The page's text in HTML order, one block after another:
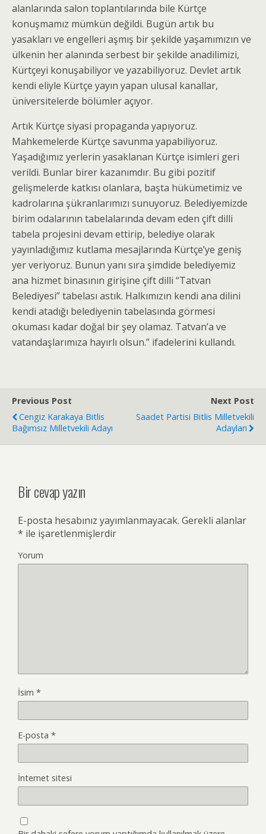
alanlarında salon toplantılarında bile Kürtçe
konuşmamız mümkün değildi. Bugün artık bu
yasakları ve engelleri aşmış bir şekilde yaşamımızın ve
ülkenin her alanında serbest bir şekilde anadilimizi,
Kürtçeyi konuşabiliyor ve yazabiliyoruz. Devlet artık
kendi eliyle Kürtçe yayın yapan ulusal kanallar,
üniversitelerde bölümler açıyor.
Artık Kürtçe siyasi propaganda yapıyoruz.
Mahkemelerde Kürtçe savunma yapabiliyoruz.
Yaşadığımız yerlerin yasaklanan Kürtçe isimleri geri
verildi. Bunlar birer kazanımdır. Bu gibi pozitif
gelişmelerde katkısı olanlara, başta hükümetimiz ve
kadrolarına şükranlarımızı sunuyoruz. Belediyemizde
birim odalarının tabelalarında devam eden çift dilli
tabela projesini devam ettirip, belediye olarak
yayınladığımız kutlama mesajlarında Kürtçe’ye geniş
yer veriyoruz. Bunun yanı sıra şimdide belediyemiz
ana hizmet binasının girişine çift dilli “Tatvan
Belediyesi” tabelası astık. Halkımızın kendi ana dilini
kendi atadığı belediyenin tabelasında görmesi
okuması kadar doğal bir şey olamaz. Tatvan’a ve
vatandaşlarımıza hayırlı olsun.” ifadelerini kullandı.
Previous Post
Cengiz Karakaya Bitlis
Bağımsız Milletvekili Adayı
Next Post
Saadet Partisi Bitlis Milletvekili
Adayları
Bir cevap yazın
E-posta hesabınız yayımlanmayacak. Gerekli alanlar
* ile işaretlenmişlerdir
Yorum
İsim *
E-posta *
İnternet sitesi